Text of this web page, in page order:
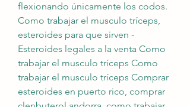
flexionando únicamente los codos.
Como trabajar el musculo tríceps,
esteroides para que sirven -
Esteroides legales a la venta Como
trabajar el musculo tríceps Como
trabajar el musculo tríceps Comprar
esteroides en puerto rico, comprar